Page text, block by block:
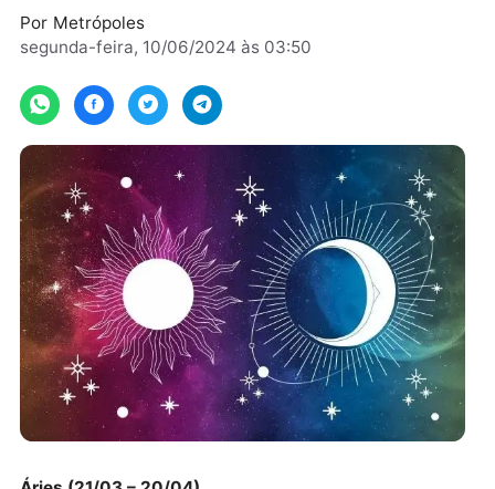
cada signo
Por
segunda-feira, 10/06/2024 às 03:50